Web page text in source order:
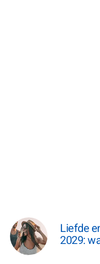
Liefde
2029: